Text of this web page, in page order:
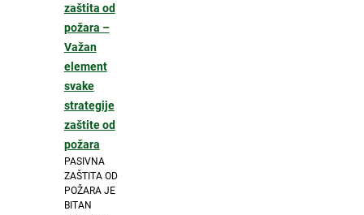
zaštita od
požara –
Važan
element
svake
strategije
zaštite od
požara
PASIVNA
ZAŠTITA OD
POŽARA JE
BITAN